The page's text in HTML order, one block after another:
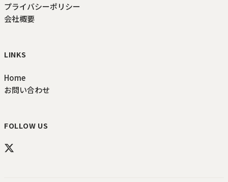
プライバシーポリシー
会社概要
LINKS
Home
お問い合わせ
FOLLOW US